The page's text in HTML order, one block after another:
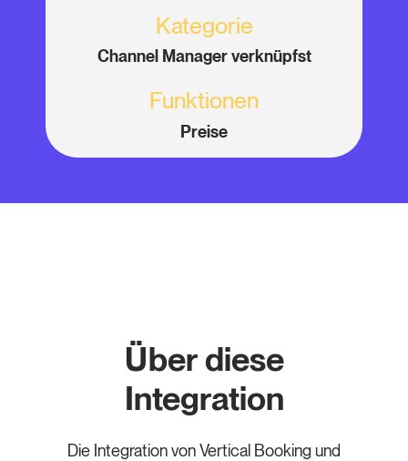
Kategorie
Channel Manager verknüpfst
Funktionen
Preise
Über diese
Integration
Die Integration von Vertical Booking und